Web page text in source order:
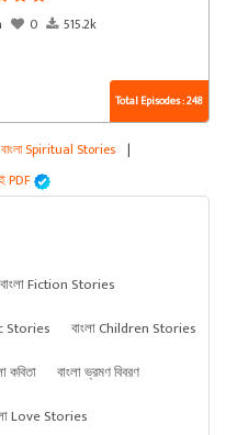
0 515.2k
Total Episodes : 248
বাংলা Spiritual Stories |
PDF
বাংলা Fiction Stories
Stories
বাংলা Children Stories
কবিতা
বাংলা ভ্রমণ বিবরণ
Love Stories